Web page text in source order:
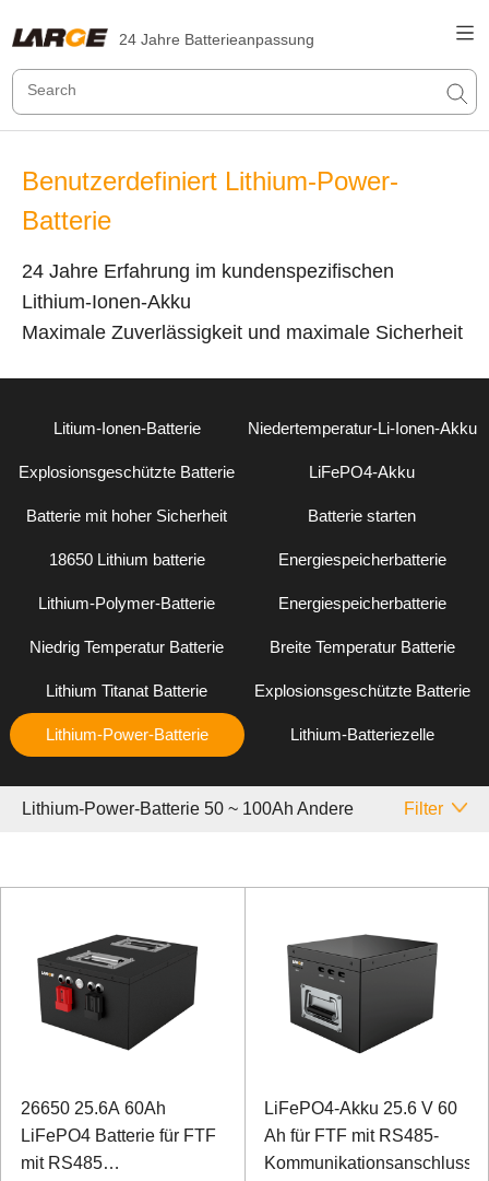
24 Jahre Batterieanpassung
Benutzerdefiniert Lithium-Power-
Batterie
24 Jahre Erfahrung im kundenspezifischen
Lithium-Ionen-Akku
Maximale Zuverlässigkeit und maximale Sicherheit
Litium-Ionen-Batterie Niedertemperatur-Li-Ionen-Akku
Explosionsgeschützte Batterie LiFePO4-Akku
Batterie mit hoher Sicherheit Batterie starten
18650 Lithium batterie Energiespeicherbatterie
Lithium-Polymer-Batterie Energiespeicherbatterie
Niedrig Temperatur Batterie Breite Temperatur Batterie
Lithium Titanat Batterie Explosionsgeschützte Batterie
Lithium-Power-Batterie Lithium-Batteriezelle
Lithium-Power-Batterie 50 ~ 100Ah Andere Filter
26650 25.6A 60Ah
LiFePO4 Batterie für FTF
mit RS485
LiFePO4-Akku 25.6 V 60
Ah für FTF mit RS485-
Kommunikationsanschluss